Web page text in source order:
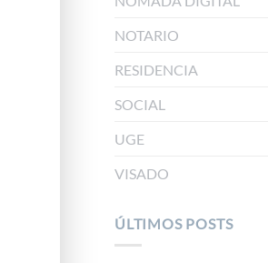
NOTARIO
RESIDENCIA
SOCIAL
UGE
VISADO
ÚLTIMOS POSTS